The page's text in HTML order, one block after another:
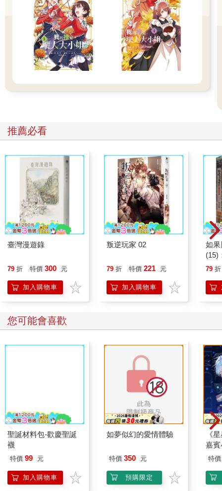
推薦必看
臺灣漫遊錄
79 折 特價 300 元
加入購物車
叛逆玩家 02
79 折 特價 221 元
加入購物車
如
(15)
貓
79 折
您可能會喜歡
特價 99 元
加入購物車
如夢似幻的愛情體驗
特價 350 元
預購限定
《
嘉
特價